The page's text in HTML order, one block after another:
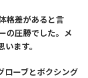
格差があると言
の圧勝でした。メ
ます。
ローブとボクシング